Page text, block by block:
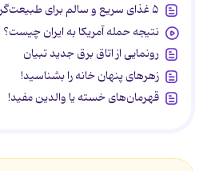
۵ غذای سریع و سالم برای طبیعت‌گردی
نتیجه حمله آمریکا به ایران چیست؟
رونمایی از اتاق برق جدید تبیان
زهرهای پنهان خانه را بشناسید!
قهرمان‌های خسته یا والدین مفید!